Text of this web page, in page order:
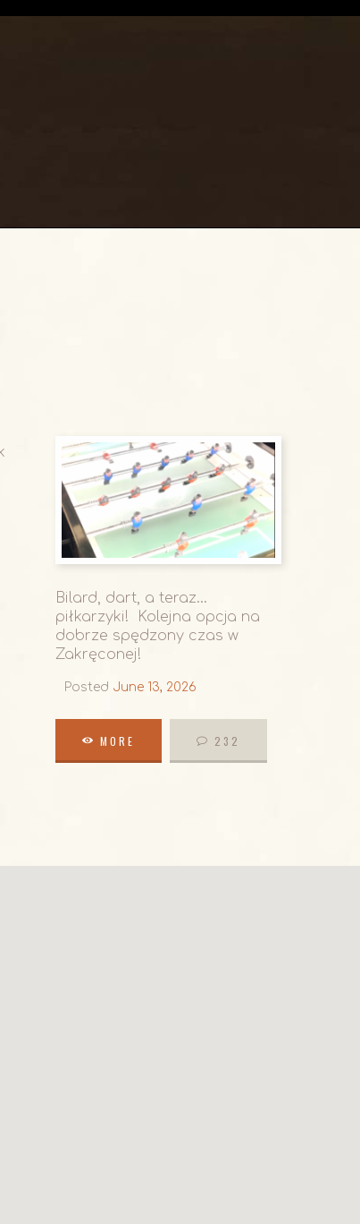
Bilard, dart, a teraz…
piłkarzyki! Kolejna opcja na
dobrze spędzony czas w
Zakręconej!
Posted June 13, 2026
MORE 232